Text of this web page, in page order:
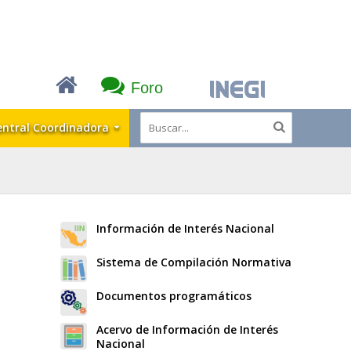
Foro
Coordinadora
Información de Interés Nacional
Sistema de Compilación Normativa
Documentos programáticos
Acervo de Información de Interés
Nacional